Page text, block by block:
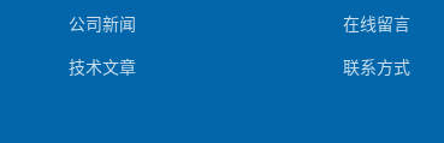
公司新闻
技术文章
在线留言
联系方式